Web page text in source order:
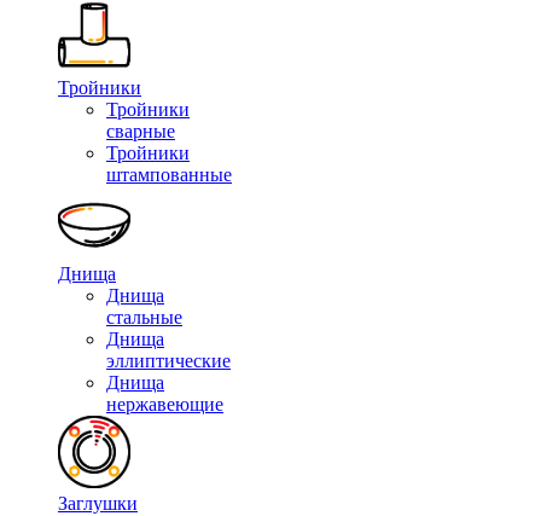
Тройники
Тройники
сварные
Тройники
штампованные
Днища
Днища
стальные
Днища
эллиптические
Днища
нержавеющие
Заглушки